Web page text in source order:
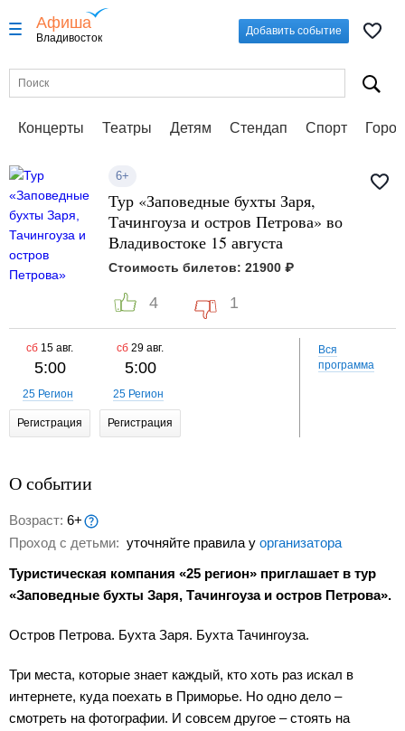
Афиша
Владивосток
Добавить событие
Концерты Театры Детям Стендап Спорт
6+
Тур «Заповедные бухты Заря,
Тачингоуза и остров Петрова» во
Владивостоке 15 августа
Стоимость билетов: 21900 ₽
4 1
сб 15 авг.
5:00
25 Регион
Регистрация
сб 29 авг.
5:00
25 Регион
Регистрация
Вся
программа
О событии
Возраст: 6+
Проход с детьми: уточняйте правила у организатора
Туристическая компания «25 регион» приглашает в тур
«Заповедные бухты Заря, Тачингоуза и остров Петрова».
Остров Петрова. Бухта Заря. Бухта Тачингоуза.
Три места, которые знает каждый, кто хоть раз искал в
интернете, куда поехать в Приморье. Но одно дело –
смотреть на фотографии. И совсем другое – стоять на